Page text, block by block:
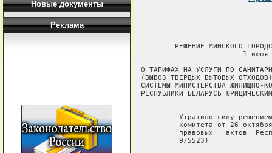
Новые документы
Реклама
РЕШЕНИЕ МИНСКОГО
1 июня
О ТАРИФАХ НА УСЛУГИ ПО
(ВЫВОЗ ТВЕРДЫХ БЫТОВЫХ
СИСТЕМЫ МИНИСТЕРСТВА ЖИЛИЩНО-
РЕСПУБЛИКИ БЕЛАРУСЬ
Утратило силу
комитета от 26
правовых   актов
         9/5523)